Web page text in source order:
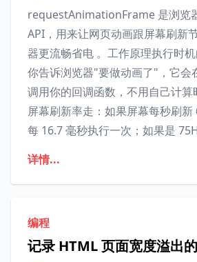
requestAnimationFrame 是浏览
API‌，用来让网页动画跟屏幕刷新
器更流畅省电 。‌‌‌工作原理‌执行时机
你告诉浏览器"要做动画了"，它会
调用你的回调函数，不用自己计
屏幕刷新率走‌：如果屏幕每秒刷新
每 16.7 毫秒执行一次；如果是
详情...
编程
记录 HTML 页面宽度溢出